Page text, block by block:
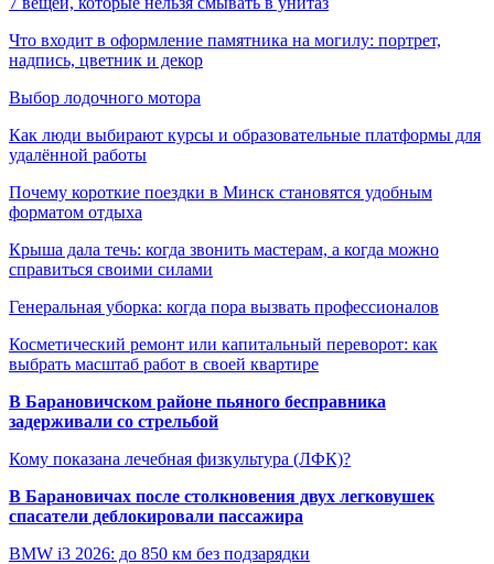
Что входит в оформление памятника на могилу: портрет,
надпись, цветник и декор
Выбор лодочного мотора
Как люди выбирают курсы и образовательные платформы для
удалённой работы
Почему короткие поездки в Минск становятся удобным
форматом отдыха
Крыша дала течь: когда звонить мастерам, а когда можно
справиться своими силами
Генеральная уборка: когда пора вызвать профессионалов
Косметический ремонт или капитальный переворот: как
выбрать масштаб работ в своей квартире
В Барановичском районе пьяного бесправника
задерживали со стрельбой
Кому показана лечебная физкультура (ЛФК)?
В Барановичах после столкновения двух легковушек
спасатели деблокировали пассажира
BMW i3 2026: до 850 км без подзарядки